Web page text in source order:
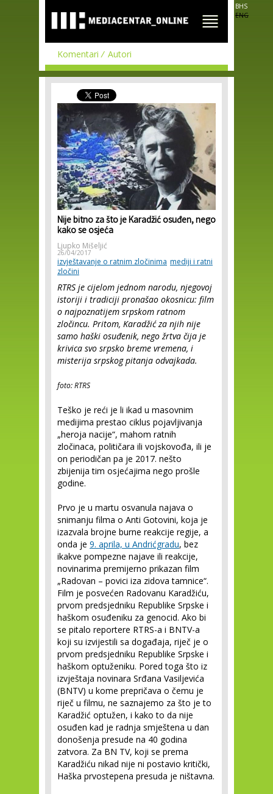
main
content
BHS
ENG
Komentari Autori
Nije bitno za što je Karadžić osuđen, nego
kako se osjeća
Ljupko Mišeljić
26/04/2017
izvještavanje o ratnim zločinima mediji i ratni
zločini
RTRS je cijelom jednom narodu, njegovoj
istoriji i tradiciji pronašao okosnicu: film
o najpoznatijem srpskom ratnom
zločincu. Pritom, Karadžić za njih nije
samo haški osuđenik, nego žrtva čija je
krivica svo srpsko breme vremena, i
misterija srpskog pitanja odvajkada.
foto: RTRS
Teško je reći je li ikad u masovnim
medijima prestao ciklus pojavljivanja
„heroja nacije“, mahom ratnih
zločinaca, političara ili vojskovođa, ili je
on periodičan pa je 2017. nešto
zbijenija tim osjećajima nego prošle
godine.
Prvo je u martu osvanula najava o
snimanju filma o Anti Gotovini, koja je
izazvala brojne burne reakcije regije, a
onda je 9. aprila, u Andrićgradu, bez
ikakve pompezne najave ili reakcije,
novinarima premijerno prikazan film
„Radovan – povici iza zidova tamnice“.
Film je posvećen Radovanu Karadžiću,
prvom predsjedniku Republike Srpske i
haškom osuđeniku za genocid. Ako bi
se pitalo reportere RTRS-a i BNTV-a
koji su izvijestili sa događaja, riječ je o
prvom predsjedniku Republike Srpske i
haškom optuženiku. Pored toga što iz
izvještaja novinara Srđana Vasiljevića
(BNTV) u kome prepričava o čemu je
riječ u filmu, ne saznajemo za što je to
Karadžić optužen, i kako to da nije
osuđen kad je radnja smještena u dan
donošenja presude na 40 godina
zatvora. Za BN TV, koji se prema
Karadžiću nikad nije ni postavio kritički,
Haška prvostepena presuda je ništavna.